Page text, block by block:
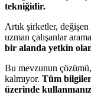
tekniğidir.
Artık şirketler,
uzman çalışanlar
bir alanda yetkin
Bu mevzunun
kalmıyor. Tüm
üzerinde